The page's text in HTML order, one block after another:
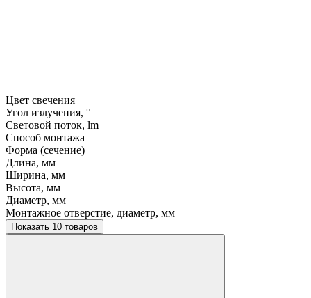
Цвет свечения
Угол излучения, °
Световой поток, lm
Способ монтажа
Форма (сечение)
Длина, мм
Ширина, мм
Высота, мм
Диаметр, мм
Монтажное отверстие, диаметр, мм
Показать 10 товаров